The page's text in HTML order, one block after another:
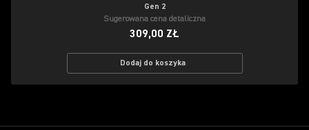
Gen 2
Sugerowana cena detaliczna
309,00 ZŁ
Dodaj do koszyka